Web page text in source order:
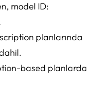
model ID:
planlarında
based planlarda